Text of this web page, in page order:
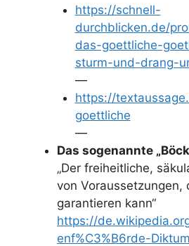
https://schnell-
durchblicken.de/
das-goettliche-
sturm-und-drang-
—
https://
goettliche
—
Das sogenannte
„Der freiheitliche,
von Voraussetzungen,
garantieren kann“
https://
enf%C3%B6rde-Diktum